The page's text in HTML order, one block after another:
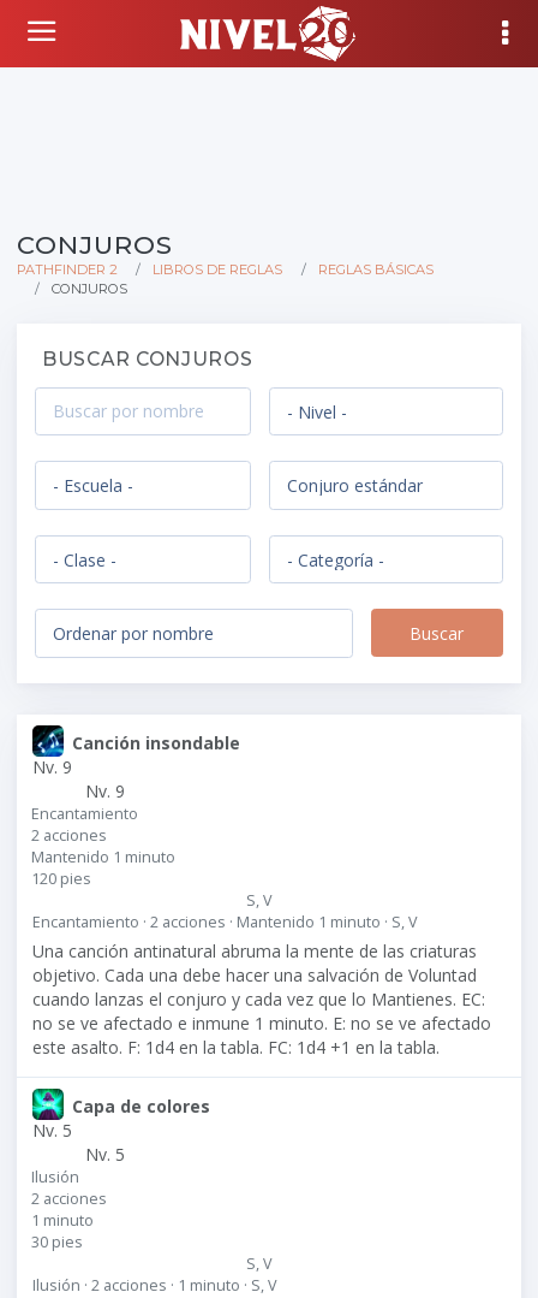
CONJUROS
PATHFINDER 2 LIBROS DE REGLAS
REGLAS BÁSICAS
CONJUROS
BUSCAR CONJUROS
Canción insondable
Nv. 9
Nv. 9
Encantamiento
2 acciones
Mantenido 1 minuto
120 pies
S, V
Encantamiento · 2 acciones · Mantenido 1 minuto · S, V
Una canción antinatural abruma la mente de las criaturas
objetivo. Cada una debe hacer una salvación de Voluntad
cuando lanzas el conjuro y cada vez que lo Mantienes. EC:
no se ve afectado e inmune 1 minuto. E: no se ve afectado
este asalto. F: 1d4 en la tabla. FC: 1d4 +1 en la tabla.
Capa de colores
Nv. 5
Nv. 5
Ilusión
2 acciones
1 minuto
30 pies
S, V
Ilusión · 2 acciones · 1 minuto · S, V